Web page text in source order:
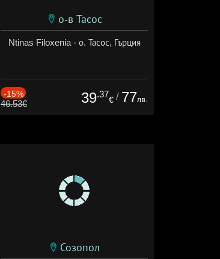
о-в Тасос
Ntinas Filoxenia - о. Тасос, Гърция
-15%
46.53€ 39.37
€ / 77лв.
Созопол